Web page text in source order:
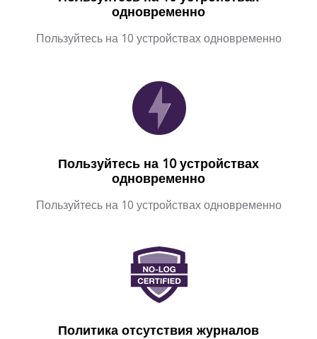
одновременно
Пользуйтесь на 10 устройствах одновременно
Пользуйтесь на 10 устройствах
одновременно
Пользуйтесь на 10 устройствах одновременно
Политика отсутствия журналов